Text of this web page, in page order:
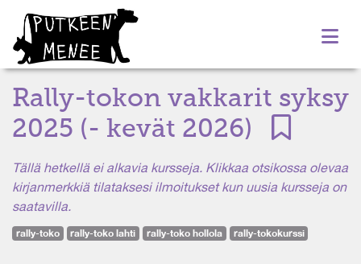
Rally-tokon vakkarit syksy
2025 (- kevät 2026)
Tällä hetkellä ei alkavia kursseja. Klikkaa otsikossa olevaa
kirjanmerkkiä tilataksesi ilmoitukset kun uusia kursseja on
saatavilla.
rally-toko rally-toko lahti rally-toko hollola rally-tokokurssi